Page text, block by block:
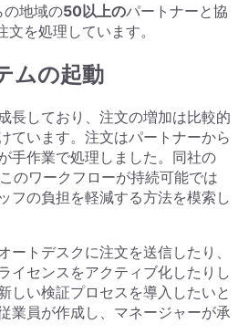
地域の50以上のパートナーと協
文を処理しています。
ムの起動
長しており、注文の増加は比較的
ています。注文はパートナーから
手作業で処理しました。同社の
のワークフローが持続可能では
フの負担を軽減する方法を模索し
ートデスクに注文を送信したり、
イセンスをアクティブ化したりし
しい検証プロセスを導入したいと
業員が作成し、マネージャーが承